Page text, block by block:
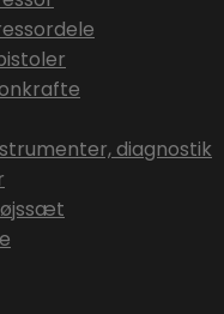
diagnostik